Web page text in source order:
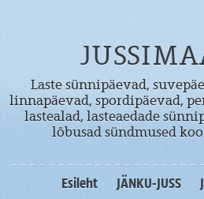
Laste sünnipäevad,
linnapäevad, spordipäevad,
lastealad, lasteaedade
lõbusad sündmused
Esileht JÄNKU-JUSS